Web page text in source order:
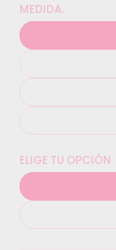
MEDIDA.
ELIGE TU OPCIÓN